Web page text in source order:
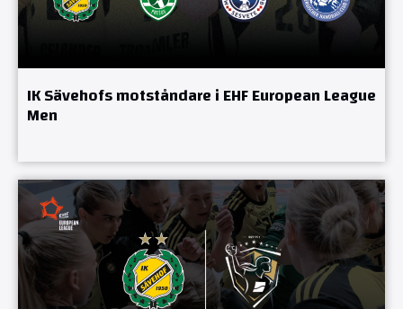
IK Sävehofs motståndare i EHF European League
Men